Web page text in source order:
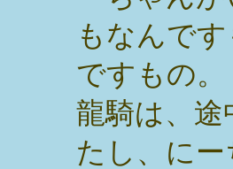
もなんで
ですもの。
龍騎は、
たし、に